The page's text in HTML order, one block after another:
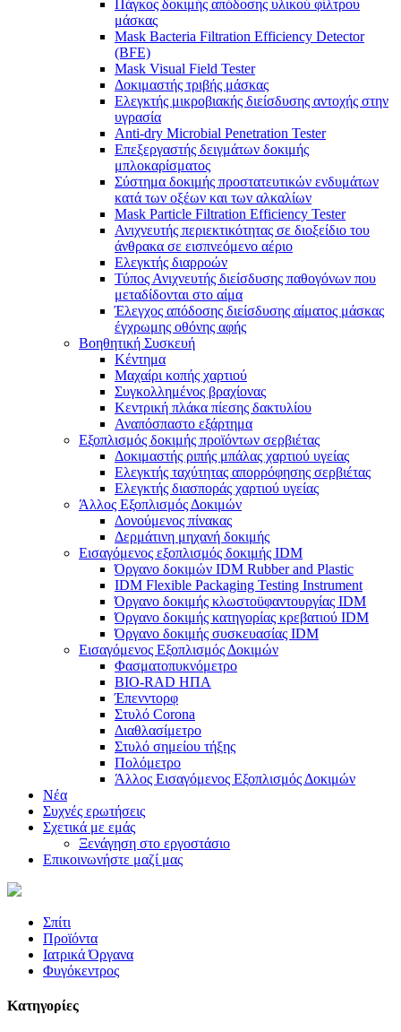
Πάγκος δοκιμής απόδοσης υλικού φίλτρου
μάσκας
Mask Bacteria Filtration Efficiency Detector
(BFE)
Mask Visual Field Tester
Δοκιμαστής τριβής μάσκας
Ελεγκτής μικροβιακής διείσδυσης αντοχής στην
υγρασία
Anti-dry Microbial Penetration Tester
Επεξεργαστής δειγμάτων δοκιμής
μπλοκαρίσματος
Σύστημα δοκιμής προστατευτικών ενδυμάτων
κατά των οξέων και των αλκαλίων
Mask Particle Filtration Efficiency Tester
Ανιχνευτής περιεκτικότητας σε διοξείδιο του
άνθρακα σε εισπνεόμενο αέριο
Ελεγκτής διαρροών
Τύπος Ανιχνευτής διείσδυσης παθογόνων που
μεταδίδονται στο αίμα
Έλεγχος απόδοσης διείσδυσης αίματος μάσκας
έγχρωμης οθόνης αφής
Βοηθητική Συσκευή
Κέντημα
Μαχαίρι κοπής χαρτιού
Συγκολλημένος βραχίονας
Κεντρική πλάκα πίεσης δακτυλίου
Αναπόσπαστο εξάρτημα
Εξοπλισμός δοκιμής προϊόντων σερβιέτας
Δοκιμαστής ριπής μπάλας χαρτιού υγείας
Ελεγκτής ταχύτητας απορρόφησης σερβιέτας
Ελεγκτής διασποράς χαρτιού υγείας
Άλλος Εξοπλισμός Δοκιμών
Δονούμενος πίνακας
Δερμάτινη μηχανή δοκιμής
Εισαγόμενος εξοπλισμός δοκιμής IDM
Όργανο δοκιμών IDM Rubber and Plastic
IDM Flexible Packaging Testing Instrument
Όργανο δοκιμής κλωστοϋφαντουργίας IDM
Όργανο δοκιμής κατηγορίας κρεβατιού IDM
Όργανο δοκιμής συσκευασίας IDM
Εισαγόμενος Εξοπλισμός Δοκιμών
Φασματοπυκνόμετρο
BIO-RAD ΗΠΑ
Έπενντορφ
Στυλό Corona
Διαθλασίμετρο
Στυλό σημείου τήξης
Πολόμετρο
Άλλος Εισαγόμενος Εξοπλισμός Δοκιμών
Νέα
Συχνές ερωτήσεις
Σχετικά με εμάς
Ξενάγηση στο εργοστάσιο
Επικοινωνήστε μαζί μας
Σπίτι
Προϊόντα
Ιατρικά Όργανα
Φυγόκεντρος
Κατηγορίες